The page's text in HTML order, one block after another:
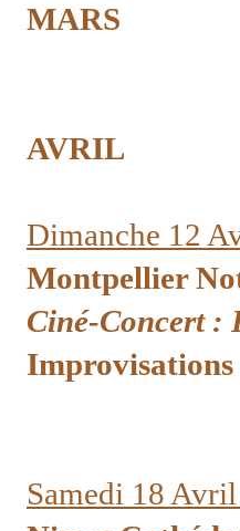
MARS
AVRIL
Dimanche 12
Montpellier
Ciné-Concert :
Samedi 18